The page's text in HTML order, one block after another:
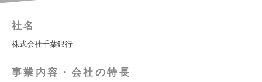
社名
株式会社千葉銀行
事業内容・会社の特長